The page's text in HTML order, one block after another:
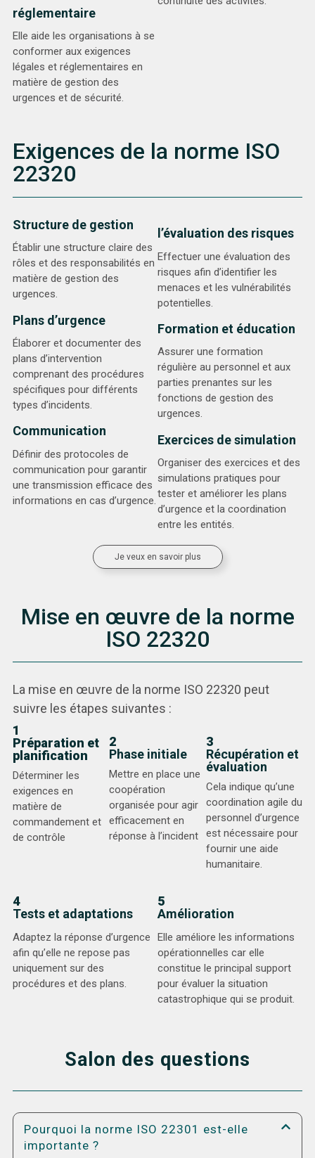
réglementaire
Elle aide les organisations à se
conformer aux exigences
légales et réglementaires en
matière de gestion des
urgences et de sécurité.
Exigences de la norme ISO
22320
Structure de gestion
Établir une structure claire des
rôles et des responsabilités en
matière de gestion des
urgences.
Plans d’urgence
Élaborer et documenter des
plans d’intervention
comprenant des procédures
spécifiques pour différents
types d’incidents.
Communication
Définir des protocoles de
communication pour garantir
une transmission efficace des
informations en cas d’urgence.
l’évaluation des risques
Effectuer une évaluation des
risques afin d’identifier les
menaces et les vulnérabilités
potentielles.
Formation et éducation
Assurer une formation
régulière au personnel et aux
parties prenantes sur les
fonctions de gestion des
urgences.
Exercices de simulation
Organiser des exercices et des
simulations pratiques pour
tester et améliorer les plans
d’urgence et la coordination
entre les entités.
Je veux en savoir plus
Mise en œuvre de la norme
ISO 22320
La mise en œuvre de la norme ISO 22320 peut
suivre les étapes suivantes :
1
Préparation et
planification
Déterminer les
exigences en
matière de
commandement et
de contrôle
2
Phase initiale
Mettre en place une
coopération
organisée pour agir
efficacement en
réponse à l’incident
3
Récupération et
évaluation
Cela indique qu’une
coordination agile du
personnel d’urgence
est nécessaire pour
fournir une aide
humanitaire.
4
Tests et adaptations
Adaptez la réponse d’urgence
afin qu’elle ne repose pas
uniquement sur des
procédures et des plans.
5
Amélioration
Elle améliore les informations
opérationnelles car elle
constitue le principal support
pour évaluer la situation
catastrophique qui se produit.
Salon des questions
Pourquoi la norme ISO 22301 est-elle
importante ?